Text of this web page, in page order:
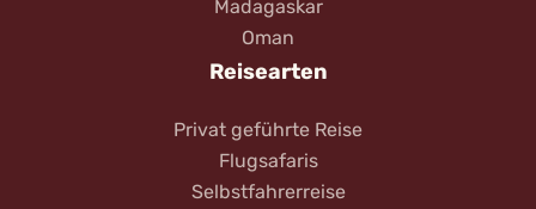
Madagaskar
Oman
Reisearten
Privat geführte Reise
Flugsafaris
Selbstfahrerreise